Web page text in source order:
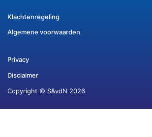
Klachtenregeling
Algemene voorwaarden
Privacy
Disclaimer
Copyright © S&vdN 2026